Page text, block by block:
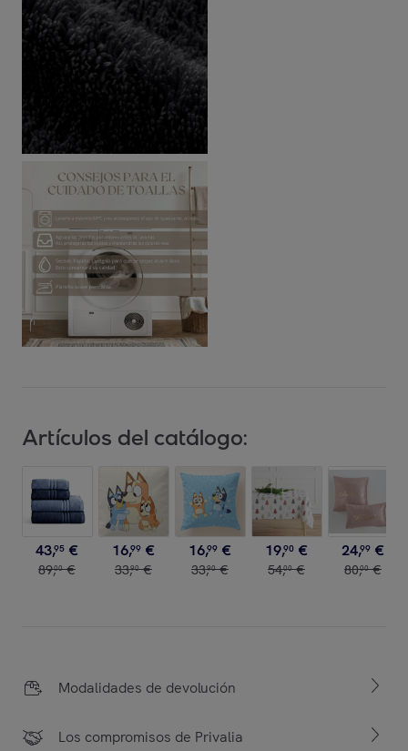
Artículos del catálogo:
43,95 €
89,00 €
16,99 €
33,90 €
16,99 €
33,90 €
19,90 €
54,00 €
24,99 €
80,00 €
Modalidades de devolución
Los compromisos de Privalia